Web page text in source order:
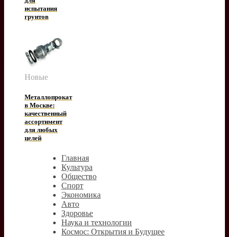
испытания
грунтов
Новые
Металлопрокат
в Москве:
качественный
ассортимент
для любых
целей
Главная
Культура
Общество
Спорт
Экономика
Авто
Здоровье
Наука и технологии
Космос: Открытия и Будущее